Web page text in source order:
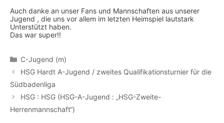
Auch danke an unser Fans und Mannschaften aus unserer
Jugend , die uns vor allem im letzten Heimspiel lautstark
Unterstützt haben.
Das war super!!
Kategorien
C-Jugend (m)
HSG Hardt A-Jugend / zweites Qualifikationsturnier für die
Südbadenliga
HSG : HSG (HSG-A-Jugend : „HSG-Zweite-
Herrenmannschaft“)